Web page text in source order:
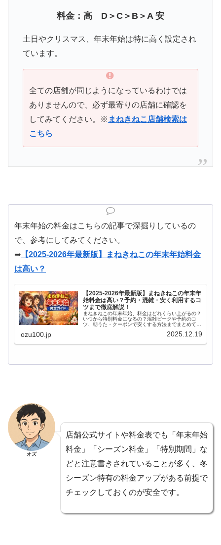
料金：高 D＞C＞B＞A 安
土日やクリスマス、年末年始は特に高く設定され
ています。
全ての店舗が同じようになっているわけでは
ありませんので、必ず最寄りの店舗に確認を
してみてください。※ まねきねこ店舗検索は
こちら
年末年始の料金はこちらの記事で深掘りしているの
で、参考にしてみてください。
➡︎ 【2025-2026年最新版】まねきねこの年末年始料金
は高い？
【2025-2026年最新版】まねきねこの年末年
始料金は高い？予約・混雑・安く利用するコ
ツまで徹底解説！
まねきねこの年末年始、料金はどれくらい上がるの？
いつから特別料金になるの？混雑ピークや予約のコ
ツ、朝うた・クーポンで安くする方法までまとめて確
ozu100.jp 2025.12.19
オズ
店舗公式サイトや料金表でも「年末年始
料金」「シーズン料金」「特別期間」な
どと注意書きされていることが多く、冬
シーズン特有の料金アップがある前提で
チェックしておくのが安全です。